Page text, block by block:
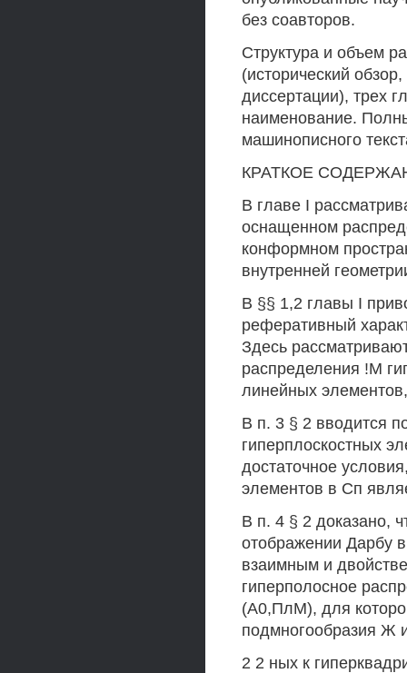
без соавторов.
Структура и объем
(исторический
диссертации), трех
наименование.
машинописного
КРАТКОЕ
В главе I
оснащенном
конформном
внутренней
В §§ 1,2 главы I
реферативный
Здесь
распределения !М
линейных
В п. 3 § 2 вводится
гиперплоскостных
достаточное
элементов в Сп
В п. 4 § 2 доказано,
отображении Дарбу
взаимным и
гиперполосное
(А0,ПлМ), для
подмногообразия Ж
2 2 ных к